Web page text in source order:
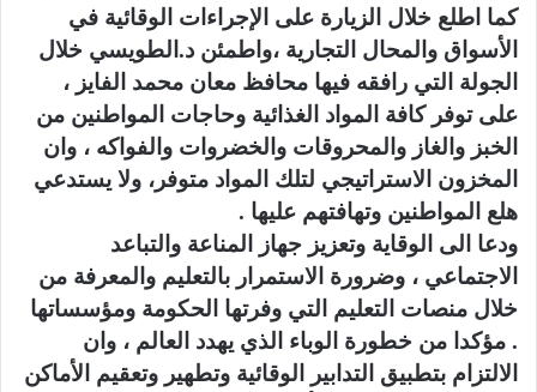
كما اطلع خلال الزيارة على الإجراءات الوقائية في
الأسواق والمحال التجارية ،واطمئن د.الطويسي خلال
الجولة التي رافقه فيها محافظ معان محمد الفايز ،
على توفر كافة المواد الغذائية وحاجات المواطنين من
الخبز والغاز والمحروقات والخضروات والفواكه ، وان
المخزون الاستراتيجي لتلك المواد متوفر، ولا يستدعي
هلع المواطنين وتهافتهم عليها .
ودعا الى الوقاية وتعزيز جهاز المناعة والتباعد
الاجتماعي ، وضرورة الاستمرار بالتعليم والمعرفة من
خلال منصات التعليم التي وفرتها الحكومة ومؤسساتها
. مؤكدا من خطورة الوباء الذي يهدد العالم ، وان
الالتزام بتطبيق التدابير الوقائية وتطهير وتعقيم الأماكن